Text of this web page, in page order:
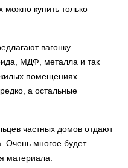
можно купить только
вагонку
МДФ, металла и так
помещениях
а остальные
частных домов отдают
Очень многое будет
материала.